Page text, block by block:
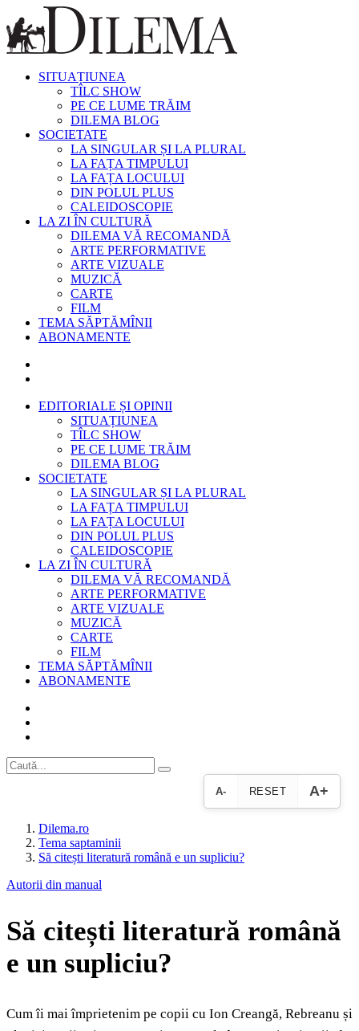
SITUAȚIUNEA
TÎLC SHOW
PE CE LUME TRĂIM
DILEMA BLOG
SOCIETATE
LA SINGULAR ȘI LA PLURAL
LA FAȚA TIMPULUI
LA FAȚA LOCULUI
DIN POLUL PLUS
CALEIDOSCOPIE
LA ZI ÎN CULTURĂ
DILEMA VĂ RECOMANDĂ
ARTE PERFORMATIVE
ARTE VIZUALE
MUZICĂ
CARTE
FILM
TEMA SĂPTĂMÎNII
ABONAMENTE
EDITORIALE ȘI OPINII
SITUAȚIUNEA
TÎLC SHOW
PE CE LUME TRĂIM
DILEMA BLOG
SOCIETATE
LA SINGULAR ȘI LA PLURAL
LA FAȚA TIMPULUI
LA FAȚA LOCULUI
DIN POLUL PLUS
CALEIDOSCOPIE
LA ZI ÎN CULTURĂ
DILEMA VĂ RECOMANDĂ
ARTE PERFORMATIVE
ARTE VIZUALE
MUZICĂ
CARTE
FILM
TEMA SĂPTĂMÎNII
ABONAMENTE
A- RESET A+
Dilema.ro
Tema saptaminii
Să citești literatură română e un supliciu?
Autorii din manual
Să citești literatură română
e un supliciu?
Cum îi mai împrietenim pe copii cu Ion Creangă, Rebreanu și